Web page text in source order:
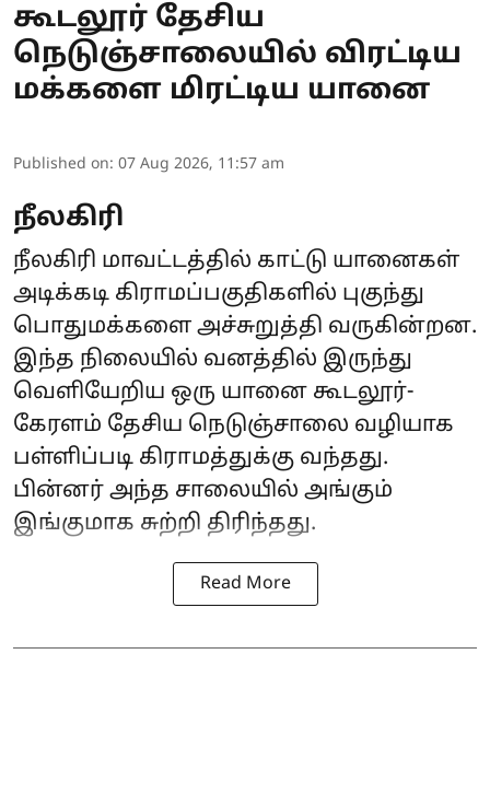
கூடலூர் தேசிய
நெடுஞ்சாலையில் விரட்டிய
மக்களை மிரட்டிய யானை
Published on: 07 Aug 2026, 11:57 am
நீலகிரி
நீலகிரி மாவட்டத்தில் காட்டு யானைகள்
அடிக்கடி கிராமப்பகுதிகளில் புகுந்து
பொதுமக்களை அச்சுறுத்தி வருகின்றன.
இந்த நிலையில் வனத்தில் இருந்து
வெளியேறிய ஒரு யானை கூடலூர்-
கேரளம் தேசிய நெடுஞ்சாலை வழியாக
பள்ளிப்படி கிராமத்துக்கு வந்தது.
பின்னர் அந்த சாலையில் அங்கும்
இங்குமாக சுற்றி திரிந்தது.
Read More